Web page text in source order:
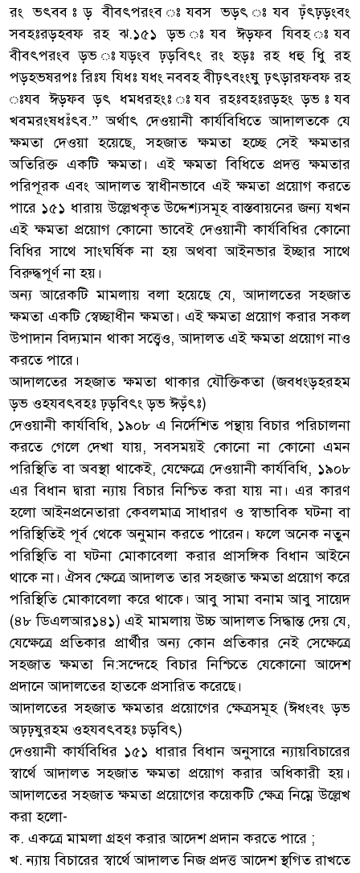
রং ভৎবব ঃড় বীবৎপরংব ঃযবস ভড়ৎ ঃযব ঢ়ঁৎঢ়ড়ংবং
সবহঃরড়হবফ রহ ঝ.১৫১ ড়ভ ঃযব ঈড়ফব যিবহ ঃযব
বীবৎপরংব ড়ভ ঃযড়ংব ঢ়ড়বিৎং রং হড়ঃ রহ ধহু ধিু রহ
পড়হভষরপঃ রিঃয যিধঃ যধং নববহ বীঢ়ৎবংংষু ঢ়ৎড়ারফবফ রহ
ঃযব ঈড়ফব ড়ৎ ধমধরহংঃ ঃযব রহঃবহঃরড়হং ড়ভ ঃযব
খবমরংষধঃঁৎব.” অর্থাৎ দেওয়ানী কার্যবিধিতে আদালতকে যে
ক্ষমতা দেওয়া হয়েছে, সহজাত ক্ষমতা হচ্ছে সেই ক্ষমতার
অতিরিক্ত একটি ক্ষমতা। এই ক্ষমতা বিধিতে প্রদত্ত ক্ষমতার
পরিপূরক এবং আদালত স্বাধীনভাবে এই ক্ষমতা প্রয়োগ করতে
পারে ১৫১ ধারায় উল্লেখকৃত উদ্দেশ্যসমূহ বাস্তবায়নের জন্য যখন
এই ক্ষমতা প্রয়োগ কোনো ভাবেই দেওয়ানী কার্যবিধির কোনো
বিধির সাথে সাংঘর্ষিক না হয় অথবা আইনভার ইচ্ছার সাথে
বিরুদ্ধপূর্ণ না হয়।
অন্য আরেকটি মামলায় বলা হয়েছে যে, আদালতের সহজাত
ক্ষমতা একটি স্বেচ্ছাধীন ক্ষমতা। এই ক্ষমতা প্রয়োগ করার সকল
উপাদান বিদ্যমান থাকা সত্ত্বেও, আদালত এই ক্ষমতা প্রয়োগ নাও
করতে পারে।
আদালতের সহজাত ক্ষমতা থাকার যৌক্তিকতা (জবধংড়হরহম
ড়ভ ওহযবৎবহঃ ঢ়ড়বিৎং ড়ভ ঈড়ঁৎঃ)
দেওয়ানী কার্যবিধি, ১৯০৮ এ নির্দেশিত পন্থায় বিচার পরিচালনা
করতে গেলে দেখা যায়, সবসময়ই কোনো না কোনো এমন
পরিস্থিতি বা অবস্থা থাকেই, যেক্ষেত্রে দেওয়ানী কার্যবিধি, ১৯০৮
এর বিধান দ্বারা ন্যায় বিচার নিশ্চিত করা যায় না। এর কারণ
হলো আইনপ্রনেতারা কেবলমাত্র সাধারণ ও স্বাভাবিক ঘটনা বা
পরিস্থিতিই পূর্ব থেকে অনুমান করতে পারেন। ফলে অনেক নতুন
পরিস্থিতি বা ঘটনা মোকাবেলা করার প্রাসঙ্গিক বিধান আইনে
থাকে না। ঐসব ক্ষেত্রে আদালত তার সহজাত ক্ষমতা প্রয়োগ করে
পরিস্থিতি মোকাবেলা করে থাকে। আবু সামা বনাম আবু সায়েদ
(৪৮ ডিএলআর১৪১) এই মামলায় উচ্চ আদালত সিদ্ধান্ত দেয় যে,
যেক্ষেত্রে প্রতিকার প্রার্থীর অন্য কোন প্রতিকার নেই সেক্ষেত্রে
সহজাত ক্ষমতা নি:সন্দেহে বিচার নিশ্চিতে যেকোনো আদেশ
প্রদানে আদালতের হাতকে প্রসারিত করেছে।
আদালতের সহজাত ক্ষমতার প্রয়োগের ক্ষেত্রসমূহ (ঈধংবং ড়ভ
অঢ়ঢ়ষুরহম ওহযবৎবহঃ চড়বিৎ)
দেওয়ানী কার্যবিধির ১৫১ ধারার বিধান অনুসারে ন্যায়বিচারের
স্বার্থে আদালত সহজাত ক্ষমতা প্রয়োগ করার অধিকারী হয়।
আদালতের সহজাত ক্ষমতা প্রয়োগের কয়েকটি ক্ষেত্র নিম্নে উল্লেখ
করা হলো-
ক. একত্রে মামলা গ্রহণ করার আদেশ প্রদান করতে পারে ;
খ. ন্যায় বিচারের স্বার্থে আদালত নিজ প্রদত্ত আদেশ স্থগিত রাখতে